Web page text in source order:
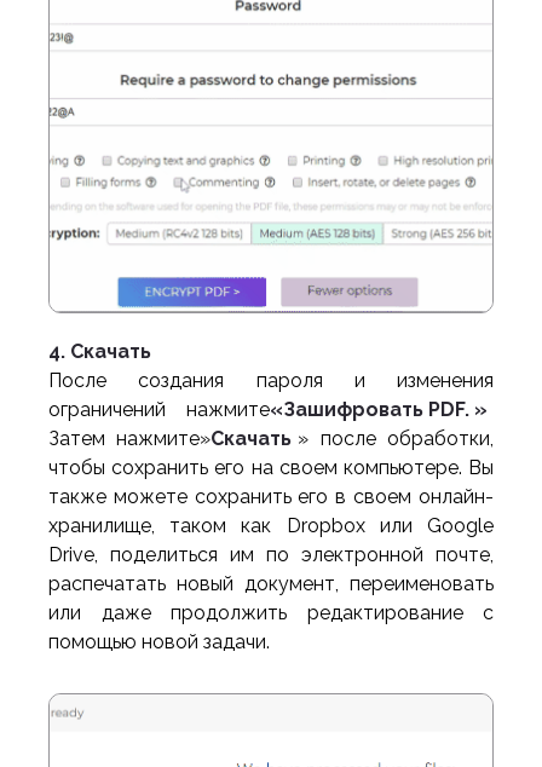
4. Скачать
После создания пароля и изменения
ограничений нажмите«Зашифровать PDF. »
Затем нажмите»Скачать » после обработки,
чтобы сохранить его на своем компьютере. Вы
также можете сохранить его в своем онлайн-
хранилище, таком как Dropbox или Google
Drive, поделиться им по электронной почте,
распечатать новый документ, переименовать
или даже продолжить редактирование с
помощью новой задачи.